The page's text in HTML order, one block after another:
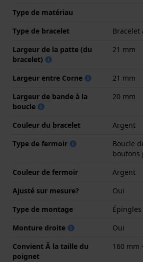
Type de matériau
Type de bracelet
Bracelet
Largeur de la patte (du
bracelet)
21 mm
Largeur entre Corne
21 mm
Largeur de bande à la
boucle
20 mm
Couleur du bracelet
Argent
Type de fermoir
Boucle
boutons
Couleur de fermoir
Argent
Ajusté sur mesure?
Oui
Type de montage
Monture droite
Oui
Convient Ă la taille du
poignet
160 mm